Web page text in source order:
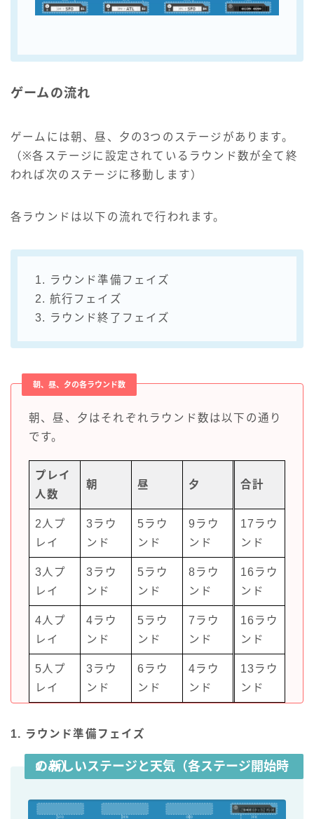
ゲームの流れ
ゲームには朝、昼、夕の3つのステージがあります。
（※各ステージに設定されているラウンド数が全て終
われば次のステージに移動します）
各ラウンドは以下の流れで行われます。
1. ラウンド準備フェイズ
2. 航行フェイズ
3. ラウンド終了フェイズ
朝、昼、夕の各ラウンド数
朝、昼、夕はそれぞれラウンド数は以下の通り
です。
プレイ
人数
朝 昼 夕 合計
2人プ
レイ
3ラウ
ンド
5ラウ
ンド
9ラウ
ンド
17ラウ
ンド
3人プ
レイ
3ラウ
ンド
5ラウ
ンド
8ラウ
ンド
16ラウ
ンド
4人プ
レイ
4ラウ
ンド
5ラウ
ンド
7ラウ
ンド
16ラウ
ンド
5人プ
レイ
3ラウ
ンド
6ラウ
ンド
4ラウ
ンド
13ラウ
ンド
1. ラウンド準備フェイズ
1. 新しいステージと天気（各ステージ開始時のみ）